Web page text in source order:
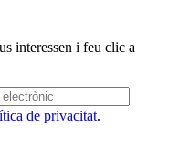
interessen i feu clic a
de privacitat.